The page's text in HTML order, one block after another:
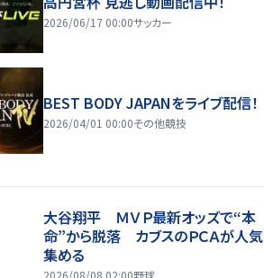
2026/06/17 00:00サッカー
BEST BODY JAPANをライブ配信！
2026/04/01 00:00その他競技
大谷翔平 ＭＶＰ最新オッズで“本
命”から脱落 カブスのＰＣＡが人気
集める
2026/08/08 02:00野球